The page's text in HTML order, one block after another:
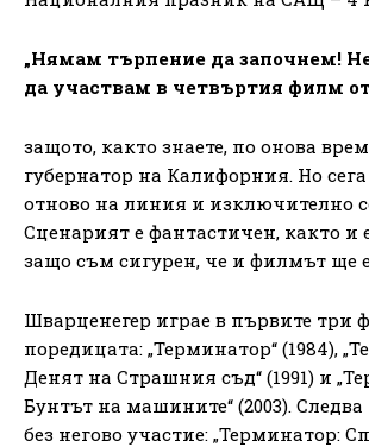
„Нямам търпение да започнем!
да участвам в четвъртия филм
защото, както знаете, по онова
губернатор на Калифорния. Но
отново на линия и изключително
Сценарият е фантастичен, както и
защо съм сигурен, че и филмът ще е
Шварценегер играе в първите три
поредицата: „Терминатор“ (1984),
Денят на Страшния съд“ (1991) и
Бунтът на машините“ (2003).
без негово участие: „Терминатор: